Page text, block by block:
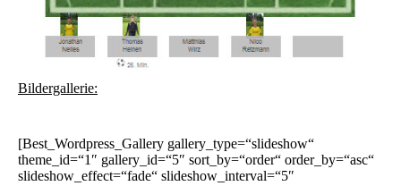
Bildergallerie:
[Best_Wordpress_Gallery gallery_type=“slideshow“
theme_id=“1″ gallery_id=“5″ sort_by=“order“ order_by=“asc“
slideshow_effect=“fade“ slideshow_interval=“5″